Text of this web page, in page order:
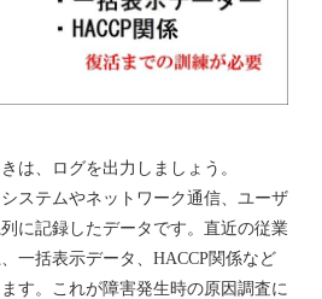
は、ログを出力しましょう。
ステムやネットワーク通信、ユーザ
に記録したデータです。直近の従業
一括表示データ、HACCP関係など
す。これが障害発生時の原因調査に